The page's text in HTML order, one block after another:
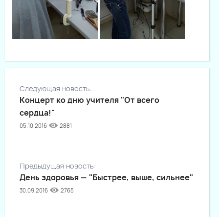
Следующая новость:
Концерт ко дню учителя "От всего
сердца!"
05.10.2016 2881
Предыдущая новость:
День здоровья — "Быстрее, выше, сильнее"
30.09.2016 2765